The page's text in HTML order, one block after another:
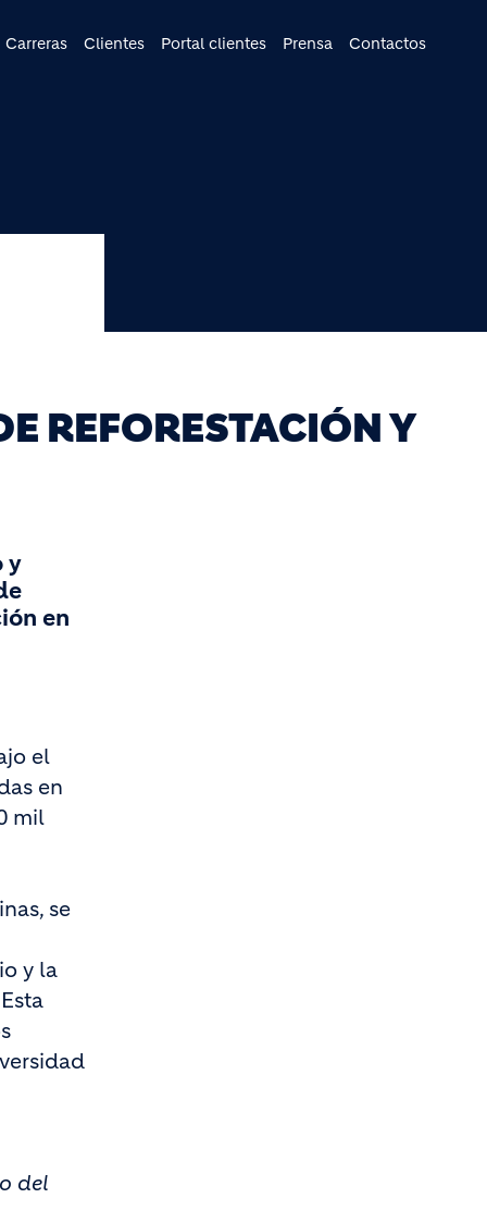
Carreras Clientes Portal clientes Prensa Contactos
REFORESTACIÓN Y
y
en
el
en
mil
se
y la
del